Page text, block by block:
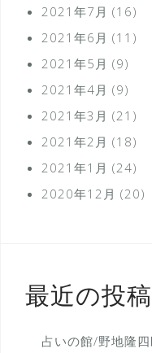
2021年7月 (16)
2021年6月 (11)
2021年5月 (9)
2021年4月 (9)
2021年3月 (21)
2021年2月 (18)
2021年1月 (24)
2020年12月 (20)
最近の投稿
占いの館/野地隆